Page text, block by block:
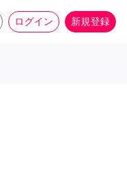
ログイン 新規登録